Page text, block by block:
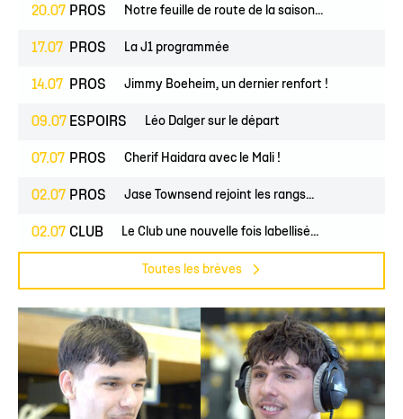
20.07 PROS Notre feuille de route de la saison...
17.07 PROS La J1 programmée
14.07 PROS Jimmy Boeheim, un dernier renfort !
09.07 ESPOIRS Léo Dalger sur le départ
07.07 PROS Cherif Haidara avec le Mali !
02.07 PROS Jase Townsend rejoint les rangs...
02.07 CLUB Le Club une nouvelle fois labellisé...
Toutes les brèves